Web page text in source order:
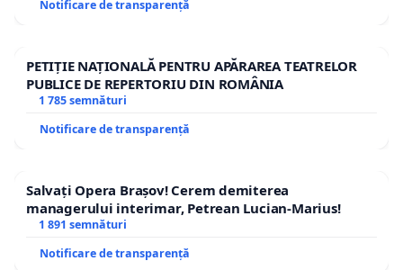
Notificare de transparență
PETIȚIE NAȚIONALĂ PENTRU APĂRAREA TEATRELOR
PUBLICE DE REPERTORIU DIN ROMÂNIA
1 785 semnături
Notificare de transparență
Salvați Opera Brașov! Cerem demiterea
managerului interimar, Petrean Lucian-Marius!
1 891 semnături
Notificare de transparență